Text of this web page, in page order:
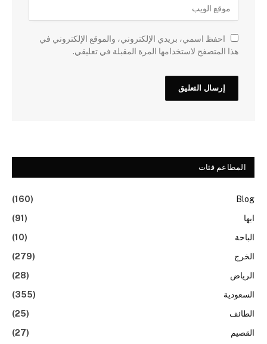
احفظ اسمي، بريدي الإلكتروني، والموقع الإلكتروني في
هذا المتصفح لاستخدامها المرة المقبلة في تعليقي.
المطاعم فئات
Blog
(160)
ابها
(91)
الباحة
(10)
الخرج
(279)
الرياض
(28)
السعودية
(355)
الطائف
(25)
القصيم
(27)